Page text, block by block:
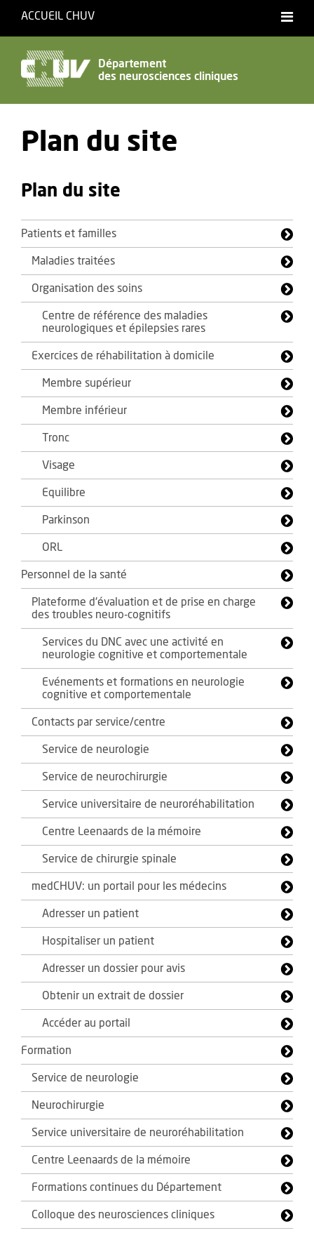
ACCUEIL CHUV
Français
Accessibilité
Département
des neurosciences cliniques
Plan du site
Plan du site
Patients et familles
Maladies traitées
Organisation des soins
Centre de référence des maladies
neurologiques et épilepsies rares
Exercices de réhabilitation à domicile
Membre supérieur
Membre inférieur
Tronc
Visage
Equilibre
Parkinson
ORL
Personnel de la santé
Plateforme d'évaluation et de prise en charge
des troubles neuro-cognitifs
Services du DNC avec une activité en
neurologie cognitive et comportementale
Evénements et formations en neurologie
cognitive et comportementale
Contacts par service/centre
Service de neurologie
Service de neurochirurgie
Service universitaire de neuroréhabilitation
Centre Leenaards de la mémoire
Service de chirurgie spinale
medCHUV: un portail pour les médecins
Adresser un patient
Hospitaliser un patient
Adresser un dossier pour avis
Obtenir un extrait de dossier
Accéder au portail
Formation
Service de neurologie
Neurochirurgie
Service universitaire de neuroréhabilitation
Centre Leenaards de la mémoire
Formations continues du Département
Colloque des neurosciences cliniques